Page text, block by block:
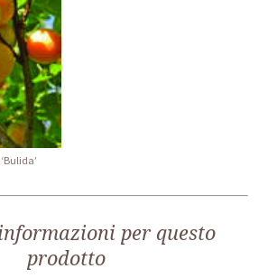
per questo
prodotto